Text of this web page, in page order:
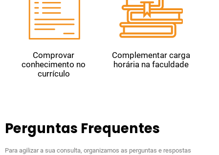
Comprovar
conhecimento no
currículo
Complementar carga
horária na faculdade
Perguntas Frequentes
Para agilizar a sua consulta, organizamos as perguntas e respostas